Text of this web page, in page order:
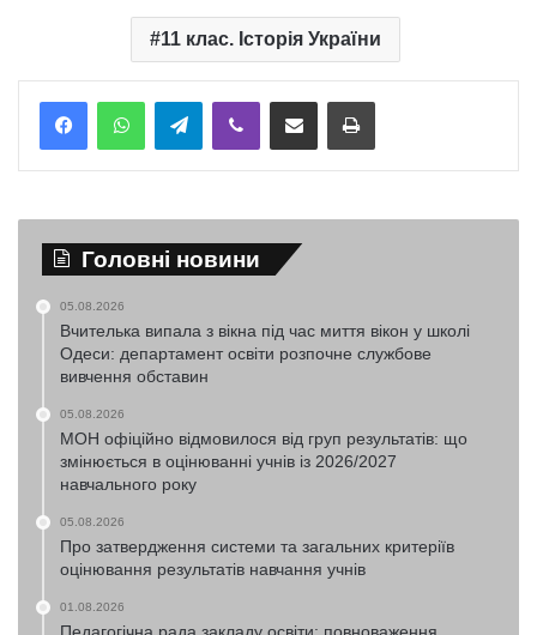
11 клас. Історія України
TelegramViber Надіслати електронною поштоюНадрукувати
Головні новини
05.08.2026
Вчителька випала з вікна під час миття вікон у школі
Одеси: департамент освіти розпочне службове
вивчення обставин
05.08.2026
МОН офіційно відмовилося від груп результатів: що
змінюється в оцінюванні учнів із 2026/2027
навчального року
05.08.2026
Про затвердження системи та загальних критеріїв
оцінювання результатів навчання учнів
01.08.2026
Педагогічна рада закладу освіти: повноваження,